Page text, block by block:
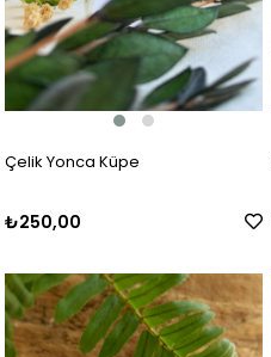
Çelik Yonca Küpe
₺250,00